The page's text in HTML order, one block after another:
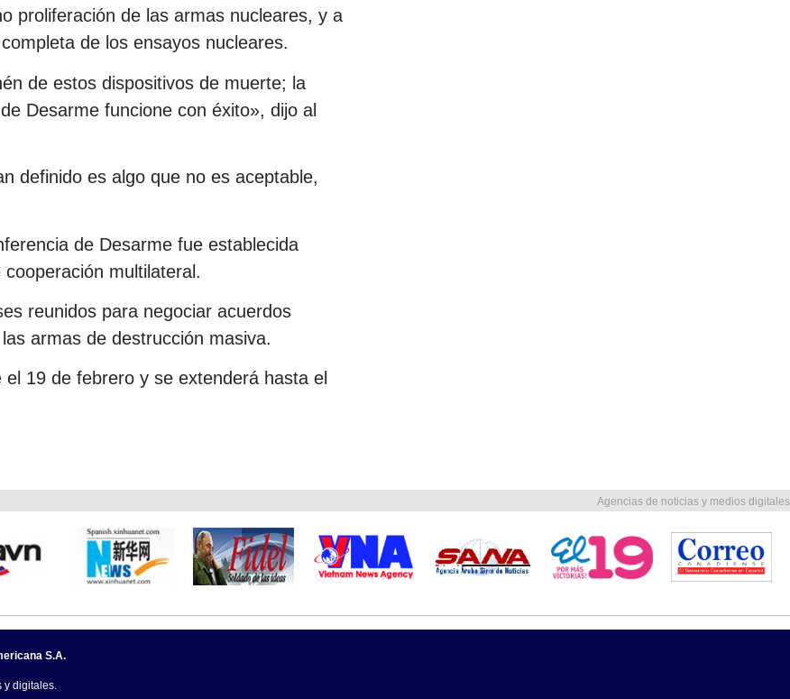
proliferación de las armas nucleares, y a
de los ensayos nucleares.
de estos dispositivos de muerte; la
Desarme funcione con éxito», dijo al
definido es algo que no es aceptable,
de Desarme fue establecida
multilateral.
reunidos para negociar acuerdos
armas de destrucción masiva.
19 de febrero y se extenderá hasta el
Agencias de noticias y medios digitales
S.A.
digitales.